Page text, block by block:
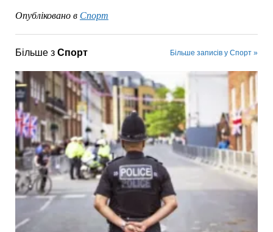
Опубліковано в Спорт
Більше з Спорт Більше записів у Спорт »